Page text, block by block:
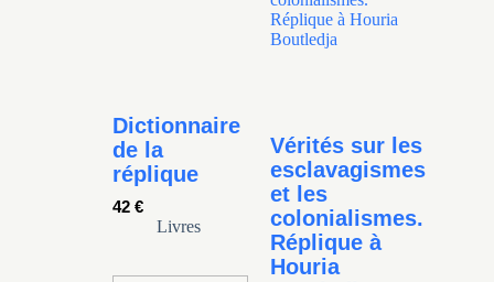
Dictionnaire
de la
réplique
42 €
Livres
Vérités sur les
esclavagismes
et les
colonialismes.
Réplique à
Houria